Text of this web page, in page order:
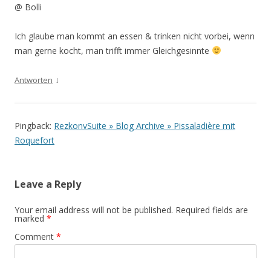
@ Bolli
Ich glaube man kommt an essen & trinken nicht vorbei, wenn
man gerne kocht, man trifft immer Gleichgesinnte
Antworten ↓
Pingback: RezkonvSuite » Blog Archive » Pissaladière mit
Roquefort
Leave a Reply
Your email address will not be published. Required fields are
marked *
Comment *